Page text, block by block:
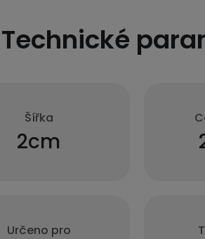
Technické
Šířka
2cm
Určeno pro